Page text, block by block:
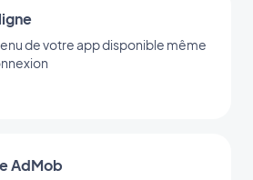
de votre app disponible même
AdMob